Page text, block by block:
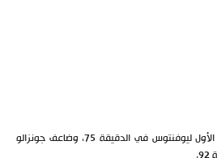
وأحرز كريستيانو رونالدو الهدف الأول ليوفنتوس في الدقيقة 75، وضاعف جونزالو